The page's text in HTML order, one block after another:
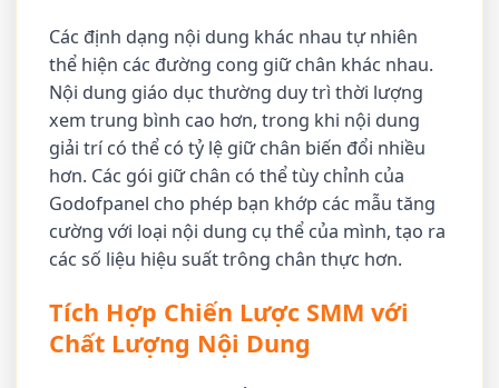
Các định dạng nội dung khác nhau tự nhiên
thể hiện các đường cong giữ chân khác nhau.
Nội dung giáo dục thường duy trì thời lượng
xem trung bình cao hơn, trong khi nội dung
giải trí có thể có tỷ lệ giữ chân biến đổi nhiều
hơn. Các gói giữ chân có thể tùy chỉnh của
Godofpanel cho phép bạn khớp các mẫu tăng
cường với loại nội dung cụ thể của mình, tạo ra
các số liệu hiệu suất trông chân thực hơn.
Tích Hợp Chiến Lược SMM với
Chất Lượng Nội Dung